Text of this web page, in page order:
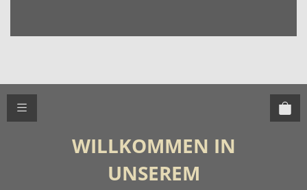
WILLKOMMEN IN
UNSEREM